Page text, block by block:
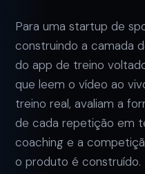
Para uma startup de
construindo a camada
do app de treino
que leem o vídeo ao
treino real, avaliam a
de cada repetição em
coaching e a
o produto é construído.